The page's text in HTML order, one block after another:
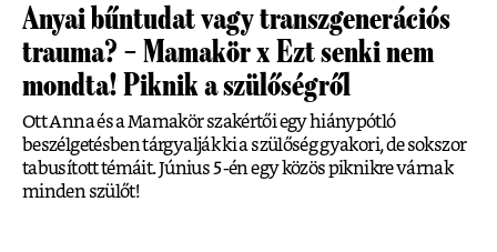
Anyai bűntudat vagy transzgenerációs
trauma? – Mamakör x Ezt senki nem
mondta! Piknik a szülőségről
Ott Anna és a Mamakör szakértői egy hiánypótló
beszélgetésben tárgyalják ki a szülőség gyakori, de sokszor
tabusított témáit. Június 5-én egy közös piknikre várnak
minden szülőt!